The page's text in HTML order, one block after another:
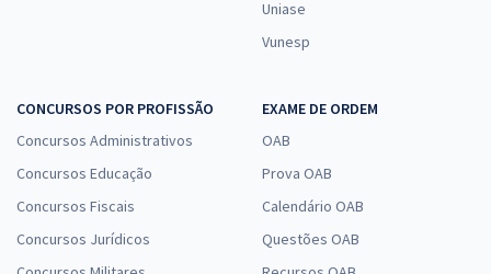
Uniase
Vunesp
CONCURSOS POR PROFISSÃO
Concursos Administrativos
Concursos Educação
Concursos Fiscais
Concursos Jurídicos
EXAME DE ORDEM
OAB
Prova OAB
Calendário OAB
Questões OAB